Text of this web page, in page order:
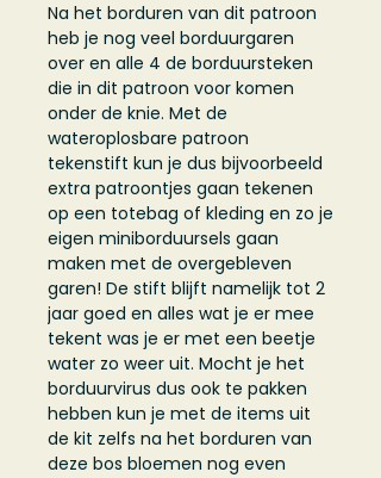
Na het borduren van dit patroon
heb je nog veel borduurgaren
over en alle 4 de borduursteken
die in dit patroon voor komen
onder de knie. Met de
wateroplosbare patroon
tekenstift kun je dus bijvoorbeeld
extra patroontjes gaan tekenen
op een totebag of kleding en zo je
eigen miniborduursels gaan
maken met de overgebleven
garen! De stift blijft namelijk tot 2
jaar goed en alles wat je er mee
tekent was je er met een beetje
water zo weer uit. Mocht je het
borduurvirus dus ook te pakken
hebben kun je met de items uit
de kit zelfs na het borduren van
deze bos bloemen nog even